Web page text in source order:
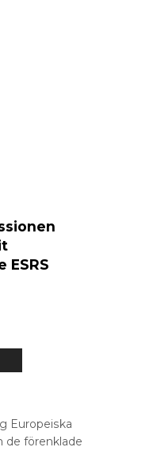
ESRS
Europeiska
de förenklade